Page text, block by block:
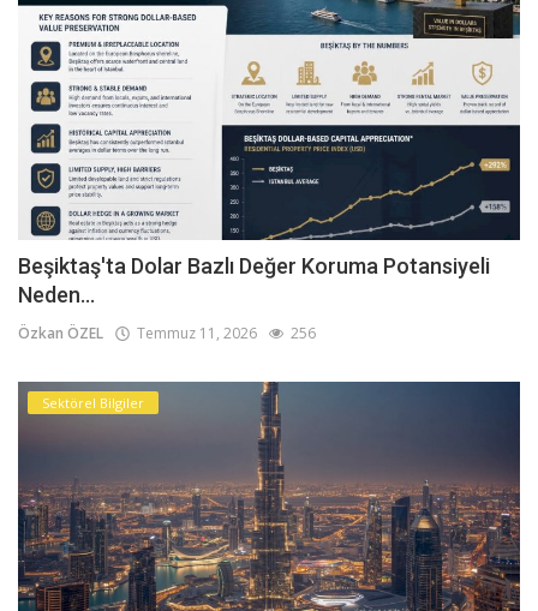
Beşiktaş'ta Dolar Bazlı Değer Koruma Potansiyeli
Neden...
Özkan ÖZEL Temmuz 11, 2026 256
Sektörel Bilgiler